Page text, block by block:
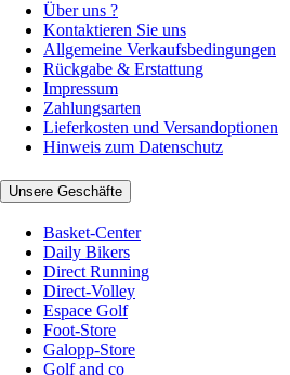
Über uns ?
Kontaktieren Sie uns
Allgemeine Verkaufsbedingungen
Rückgabe & Erstattung
Impressum
Zahlungsarten
Lieferkosten und Versandoptionen
Hinweis zum Datenschutz
Unsere Geschäfte
Basket-Center
Daily Bikers
Direct Running
Direct-Volley
Espace Golf
Foot-Store
Galopp-Store
Golf and co